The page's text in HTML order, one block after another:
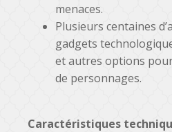
menaces.
Plusieurs centaines
gadgets
et autres options
de personnages.
Caractéristiques